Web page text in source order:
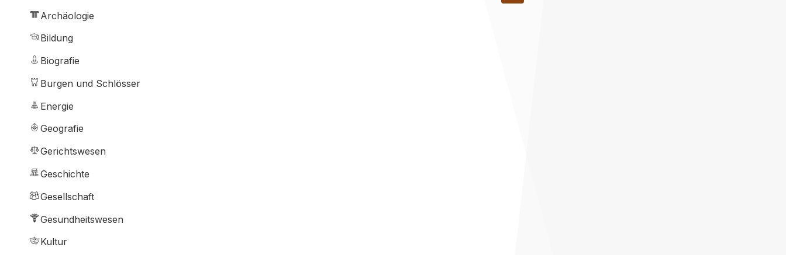
Archäologie
Bildung
Biografie
Burgen und Schlösser
Energie
Geografie
Gerichtswesen
Geschichte
Gesellschaft
Gesundheitswesen
Kultur